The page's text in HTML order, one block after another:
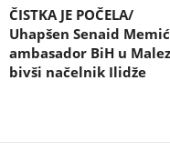
ČISTKA JE POČELA/
Uhapšen Senaid
ambasador BiH u
bivši načelnik Ilidže